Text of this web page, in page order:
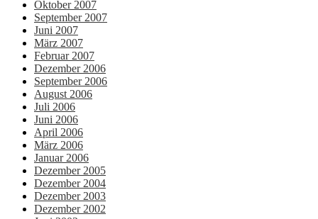
Oktober 2007
September 2007
Juni 2007
März 2007
Februar 2007
Dezember 2006
September 2006
August 2006
Juli 2006
Juni 2006
April 2006
März 2006
Januar 2006
Dezember 2005
Dezember 2004
Dezember 2003
Dezember 2002